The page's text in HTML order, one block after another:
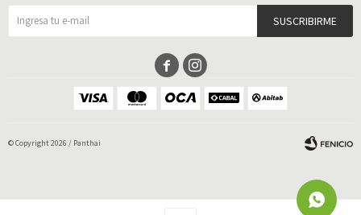
SUSCRIBIRME
 
© Copyright 2026 / Panthai